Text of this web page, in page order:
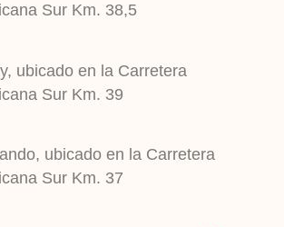
Sur Km. 38,5
ubicado en la Carretera
Sur Km. 39
ubicado en la Carretera
Sur Km. 37